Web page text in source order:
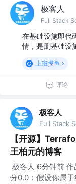
极客人
在基础设施即代
情，是删基础设
上班摸鱼
评论
极客人
【开源】
王柏元的博客
极客人 6分钟前
分0.0：假设你属于